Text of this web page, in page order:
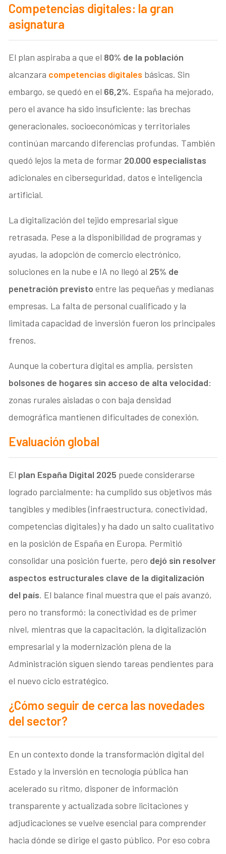
Competencias digitales: la gran
asignatura
El plan aspiraba a que el 80% de la población
alcanzara competencias digitales básicas. Sin
embargo, se quedó en el 66,2%. España ha mejorado,
pero el avance ha sido insuficiente: las brechas
generacionales, socioeconómicas y territoriales
continúan marcando diferencias profundas. También
quedó lejos la meta de formar 20.000 especialistas
adicionales en ciberseguridad, datos e inteligencia
artificial.
La digitalización del tejido empresarial sigue
retrasada. Pese a la disponibilidad de programas y
ayudas, la adopción de comercio electrónico,
soluciones en la nube e IA no llegó al 25% de
penetración previsto entre las pequeñas y medianas
empresas. La falta de personal cualificado y la
limitada capacidad de inversión fueron los principales
frenos.
Aunque la cobertura digital es amplia, persisten
bolsones de hogares sin acceso de alta velocidad:
zonas rurales aisladas o con baja densidad
demográfica mantienen dificultades de conexión.
Evaluación global
El plan España Digital 2025 puede considerarse
logrado parcialmente: ha cumplido sus objetivos más
tangibles y medibles (infraestructura, conectividad,
competencias digitales) y ha dado un salto cualitativo
en la posición de España en Europa. Permitió
consolidar una posición fuerte, pero dejó sin resolver
aspectos estructurales clave de la digitalización
del país. El balance final muestra que el país avanzó,
pero no transformó: la conectividad es de primer
nivel, mientras que la capacitación, la digitalización
empresarial y la modernización plena de la
Administración siguen siendo tareas pendientes para
el nuevo ciclo estratégico.
¿Cómo seguir de cerca las novedades
del sector?
En un contexto donde la transformación digital del
Estado y la inversión en tecnología pública han
acelerado su ritmo, disponer de información
transparente y actualizada sobre licitaciones y
adjudicaciones se vuelve esencial para comprender
hacia dónde se dirige el gasto público. Por eso cobra